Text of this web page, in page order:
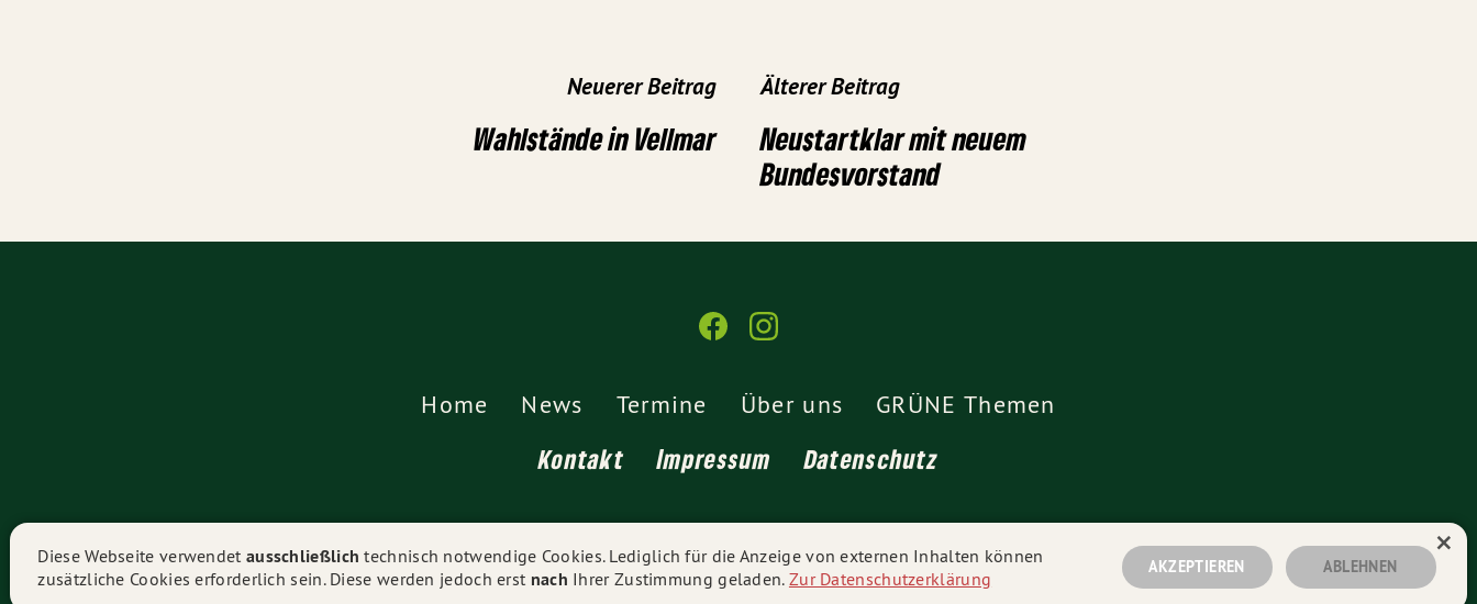
Neuerer Beitrag
Wahlstände in Vellmar
Älterer Beitrag
Neustartklar mit neuem
Bundesvorstand
Home News Termine Über uns GRÜNE Themen
Kontakt Impressum Datenschutz
© 2026 Ortsverband Vellmar - Alle Rechte vorbehalten.
Diese Webseite verwendet ausschließlich technisch notwendige Cookies. Lediglich für die Anzeige von externen Inhalten können
zusätzliche Cookies erforderlich sein. Diese werden jedoch erst nach Ihrer Zustimmung geladen. Zur Datenschutzerklärung
AKZEPTIEREN ABLEHNEN
×